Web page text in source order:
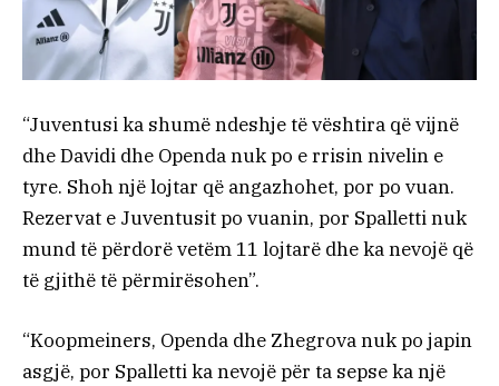
“Juventusi ka shumë ndeshje të vështira që vijnë
dhe Davidi dhe Openda nuk po e rrisin nivelin e
tyre. Shoh një lojtar që angazhohet, por po vuan.
Rezervat e Juventusit po vuanin, por Spalletti nuk
mund të përdorë vetëm 11 lojtarë dhe ka nevojë që
të gjithë të përmirësohen”.
“Koopmeiners, Openda dhe Zhegrova nuk po japin
asgjë, por Spalletti ka nevojë për ta sepse ka një